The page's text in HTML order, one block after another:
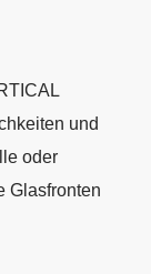
und
oder
Glasfronten